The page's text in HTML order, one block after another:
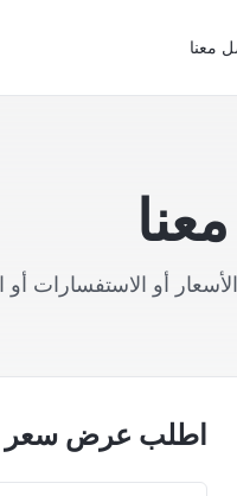
معنا
أو الاستفسارات أو
اطلب عرض سعر